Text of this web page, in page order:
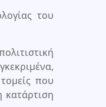
του
που
κατάρτιση